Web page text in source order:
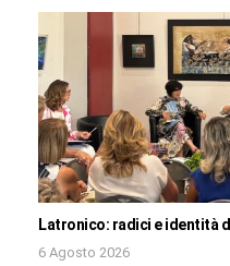
Latronico: radici e identità
6 Agosto 2026